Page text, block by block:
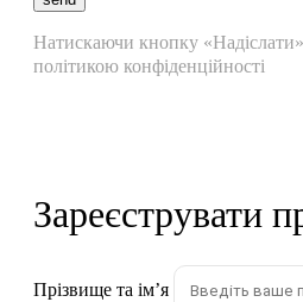
Натискаючи кнопку
політикою конфіденційності
Зареєструвати
Прізвище та імʼя